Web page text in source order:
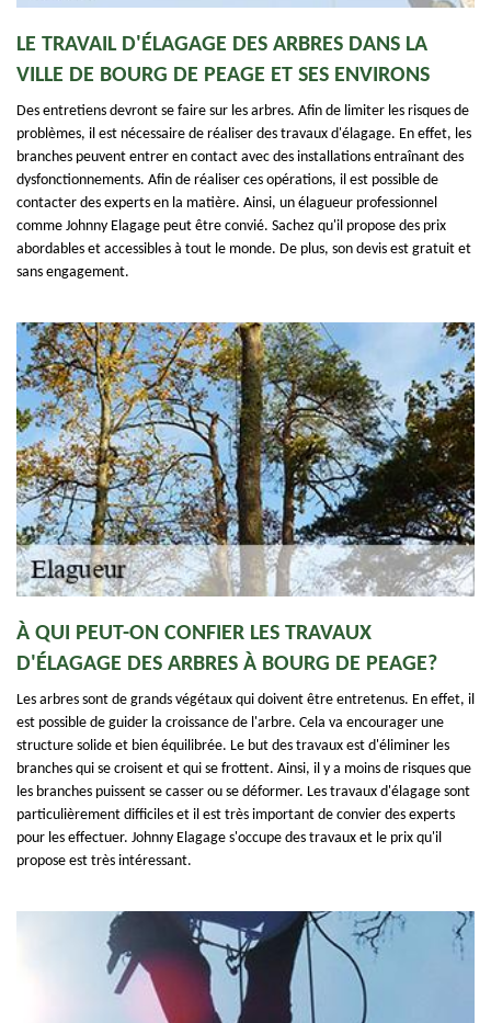
LE TRAVAIL D'ÉLAGAGE DES ARBRES DANS LA
VILLE DE BOURG DE PEAGE ET SES ENVIRONS
Des entretiens devront se faire sur les arbres. Afin de limiter les risques de
problèmes, il est nécessaire de réaliser des travaux d'élagage. En effet, les
branches peuvent entrer en contact avec des installations entraînant des
dysfonctionnements. Afin de réaliser ces opérations, il est possible de
contacter des experts en la matière. Ainsi, un élagueur professionnel
comme Johnny Elagage peut être convié. Sachez qu'il propose des prix
abordables et accessibles à tout le monde. De plus, son devis est gratuit et
sans engagement.
À QUI PEUT-ON CONFIER LES TRAVAUX
D'ÉLAGAGE DES ARBRES À BOURG DE PEAGE?
Les arbres sont de grands végétaux qui doivent être entretenus. En effet, il
est possible de guider la croissance de l'arbre. Cela va encourager une
structure solide et bien équilibrée. Le but des travaux est d'éliminer les
branches qui se croisent et qui se frottent. Ainsi, il y a moins de risques que
les branches puissent se casser ou se déformer. Les travaux d'élagage sont
particulièrement difficiles et il est très important de convier des experts
pour les effectuer. Johnny Elagage s'occupe des travaux et le prix qu'il
propose est très intéressant.